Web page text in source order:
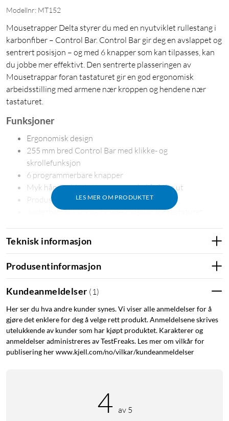
Modellnr: MT152
Mousetrapper Delta styrer du med en nyutviklet rullestang i
karbonfiber – Control Bar. Control Bar gir deg en avslappet og
sentrert posisjon – og med 6 knapper som kan tilpasses, kan
du jobbe mer effektivt. Den sentrerte plasseringen av
Mousetrappar foran tastaturet gir en god ergonomisk
arbeidsstilling med armene nær kroppen og hendene nær
tastaturet.
LES MER OM PRODUKTET
Funksjoner
Ergonomisk design
255 mm bred Control Bar med klikke- og
skrollefunksjon
6 programmerbare knapper
Myk håndleddsstøtte som er enkel å skifte ut
Produsert med gjenvunnet plast
Justerbart friksjons-/høydeunderlag for tastaturet
4000 DPI
Fordeler med Delta
Delta gir en ny dimensjon til Mousetrappers store sortiment
av sentrerte, ergonomiske musløsninger. Den brede, unike
Control Bar i karbonfiber har en myk struktur som hjelper deg
zoome og gir deg en enestående presis følelse når du jobber.
Med de 6 programmerbare knappene har du frihet til å skape
Teknisk informasjon
Produsentinformasjon
Kundeanmeldelser ( 1 )
Her ser du hva andre kunder synes. Vi viser alle anmeldelser for å
gjøre det enklere for deg å velge rett produkt. Anmeldelsene skrives
utelukkende av kunder som har kjøpt produktet. Karakterer og
anmeldelser administreres av TestFreaks. Les mer om vilkår for
publisering her www.kjell.com/no/vilkar/kundeanmeldelser
4 av 5